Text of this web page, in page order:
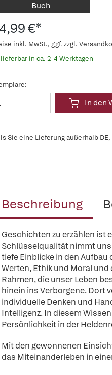
Buch
€*
inkl. MwSt., ggf. zzgl.
lieferbar in ca. 2-4 Werktagen
In den
Sie eine Lieferung außerhalb
Beschreibung
Geschichten zu erzählen ist
Schlüsselqualität nimmt uns
tiefe Einblicke in den
Werten, Ethik und Moral
Rahmen, die unser Leben
hinein ins Verborgene. Dort
individuelle Denken und
Intelligenz. In diesem
Persönlichkeit in der
Mit den gewonnenen
das Miteinanderleben in